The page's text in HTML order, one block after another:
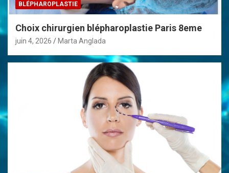
BLÉPHAROPLASTIE
Choix chirurgien blépharoplastie Paris 8eme
juin 4, 2026 Marta Anglada